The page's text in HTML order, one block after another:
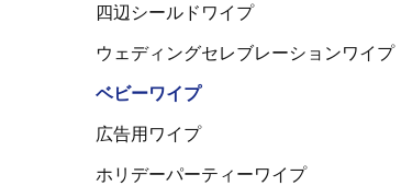
四辺シールドワイプ
ウェディングセレブレーションワイプ
ベビーワイプ
広告用ワイプ
ホリデーパーティーワイプ